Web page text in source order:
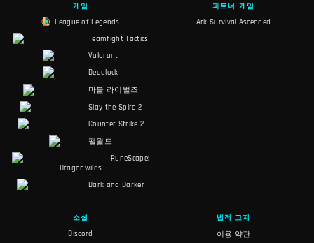
게임
League of Legends
Teamfight Tactics
Valorant
Deadlock
마블 라이벌즈
Slay the Spire 2
Counter-Strike 2
팰월드
RuneScape:
Dragonwilds
Dark and Darker
파트너 게임
Ark Survival Ascended
소셜
Discord
법적 고지
이용 약관